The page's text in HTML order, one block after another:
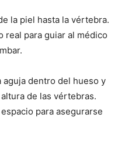
la piel hasta la vértebra.
real para guiar al médico
aguja dentro del hueso y
de las vértebras.
para asegurarse